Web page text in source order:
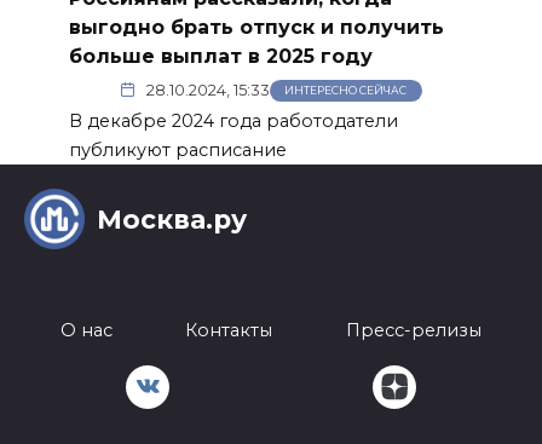
выгодно брать отпуск и получить
больше выплат в 2025 году
28.10.2024, 15:33 ИНТЕРЕСНО СЕЙЧАС
В декабре 2024 года работодатели
публикуют расписание
Москва.ру
О нас Контакты Пресс-релизы